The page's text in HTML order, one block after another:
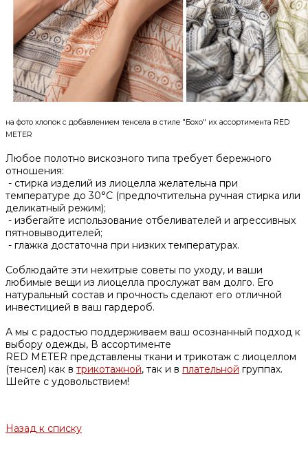
на фото хлопок с добавлением тенсела в стиле "Бохо" их ассортимента RED
METER
Любое полотно вискозного типа требует бережного
отношения:
- стирка изделий из лиоцелла желательна при
температуре до 30°C (предпочтительна ручная стирка или
деликатный режим);
- избегайте использование отбеливателей и агрессивных
пятновыводителей;
- глажка достаточна при низких температурах.
Соблюдайте эти нехитрые советы по уходу, и ваши
любимые вещи из лиоцелла прослужат вам долго. Его
натуральный состав и прочность сделают его отличной
инвестицией в ваш гардероб.
А мы с радостью поддерживаем ваш осознанный подход к
выбору одежды, В ассортименте
RED METER представлены ткани и трикотаж с лиоцеллом
(тенсел) как в трикотажной, так и в плательной группах.
Шейте с удовольствием!
Назад к списку